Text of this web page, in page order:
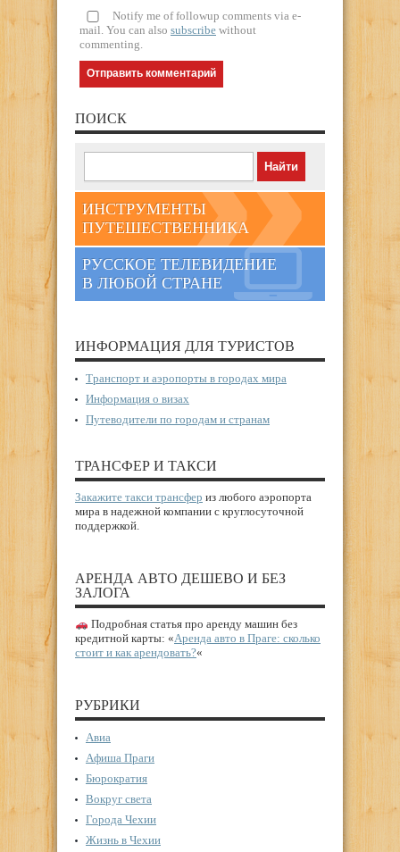
Notify me of followup comments via e-
mail. You can also subscribe without
commenting.
ПОИСК
ИНСТРУМЕНТЫ
ПУТЕШЕСТВЕННИКА
РУССКОЕ ТЕЛЕВИДЕНИЕ
В ЛЮБОЙ СТРАНЕ
ИНФОРМАЦИЯ ДЛЯ ТУРИСТОВ
Транспорт и аэропорты в городах мира
Информация о визах
Путеводители по городам и странам
ТРАНСФЕР И ТАКСИ
Закажите такси трансфер из любого аэропорта
мира в надежной компании с круглосуточной
поддержкой.
АРЕНДА АВТО ДЕШЕВО И БЕЗ
ЗАЛОГА
Подробная статья про аренду машин без
кредитной карты: «Аренда авто в Праге: сколько
стоит и как арендовать?«
РУБРИКИ
Авиа
Афиша Праги
Бюрократия
Вокруг света
Города Чехии
Жизнь в Чехии